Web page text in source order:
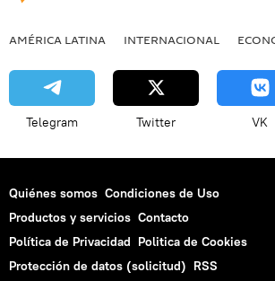
AMÉRICA LATINA INTERNACIONAL
Telegram Twitter VK
Quiénes somos Condiciones de Uso
Productos y servicios Contacto
Política de Privacidad Politica de Cookies
Protección de datos (solicitud) RSS